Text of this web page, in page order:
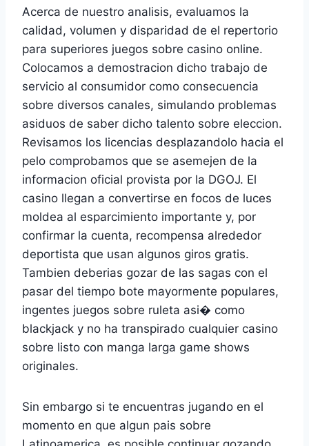
Acerca de nuestro analisis, evaluamos la
calidad, volumen y disparidad de el repertorio
para superiores juegos sobre casino online.
Colocamos a demostracion dicho trabajo de
servicio al consumidor como consecuencia
sobre diversos canales, simulando problemas
asiduos de saber dicho talento sobre eleccion.
Revisamos los licencias desplazandolo hacia el
pelo comprobamos que se asemejen de la
informacion oficial provista por la DGOJ. El
casino llegan a convertirse en focos de luces
moldea al esparcimiento importante y, por
confirmar la cuenta, recompensa alrededor
deportista que usan algunos giros gratis.
Tambien deberias gozar de las sagas con el
pasar del tiempo bote mayormente populares,
ingentes juegos sobre ruleta asi� como
blackjack y no ha transpirado cualquier casino
sobre listo con manga larga game shows
originales.
Sin embargo si te encuentras jugando en el
momento en que algun pais sobre